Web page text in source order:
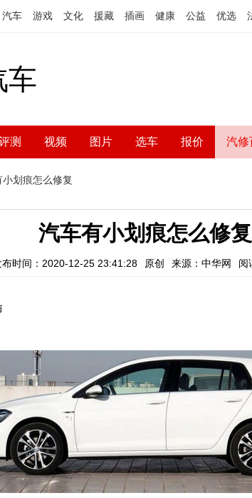
汽车 游戏 文化 援藏 插画 健康 公益 优选
车
测 视频 图片 选车 报价 汽修
小划痕怎么修复
汽车有小划痕怎么修复
布时间：2020-12-25 23:41:28 原创 来源：中华网 阅